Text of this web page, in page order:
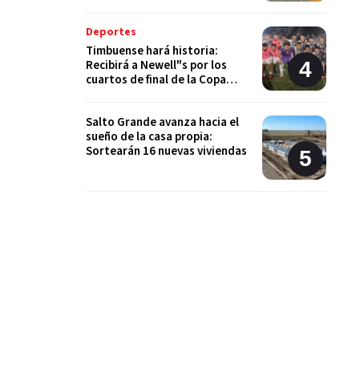
Deportes
Timbuense hará historia:
Recibirá a Newell"s por los
cuartos de final de la Copa
Salto Grande avanza hacia el
sueño de la casa propia:
Sortearán 16 nuevas viviendas